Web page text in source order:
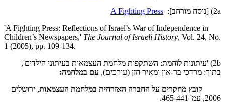
2a) [נוסח מורחב]:
A Fighting Press
'A Fighting Press: Reflections of Israel’s War of Independence in
Children’s Newspapers,' The Journal of Israeli History, Vol. 24, No.
1 (2005), pp. 109-134.
2b) 'עיתונות לוחמת: השתקפות מלחמת העצמאות בעיתוני הילדים',
בתוך: מרדכי בר-און ומאיר חזן (עורכים), עם במלחמה:
קובץ מחקרים על החברה האזרחית במלחמת העצמאות, ירושלים
2006, עמ' 465-441.